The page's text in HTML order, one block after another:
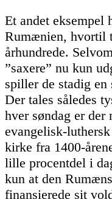
Et andet eksempel
Rumænien, hvortil
århundrede.
”saxere” nu kun
spiller de stadig
Der tales således
hver søndag er
evangelisk-
kirke fra 1400-
lille procentdel i
kun at den
finansierede sit